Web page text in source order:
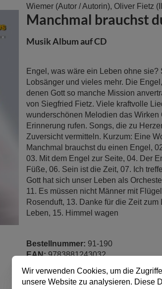
Wiemer (Autor / Autorin), Oliver Fietz
Manchmal brauchst
Musik Album auf CD
Engel, was wäre ein Leben ohne sie?
Lobsänger und vieles mehr. Die
denen Gott so manche Mission
von Siegfried Fietz. Viele kraftvolle
wunderschönen Melodien das Wirken
Erinnerung rufen. Songs, die zu
Zuversicht vermitteln. Kurzum: Eine
Manchmal brauchst du einen Engel,
03. Mit dem Engel zur Seite, 04. Der
Füße, 06. Sein ist die Zeit, 07. Ich
Gott hat sich unser Leben als
11. Es müssen nicht Männer mit
Rosenduft, 13. Danke für die Zeit
Leben, 15. Himmel wagen
Bestellnummer: 91-190
EAN:9783881243032
/ Autorin),Elli Michler(Autor / Autorin),
Johannes Hansen(Autor / Autorin),
Wir verwenden Cookies, um die
unsere Website zu analysieren. Diese